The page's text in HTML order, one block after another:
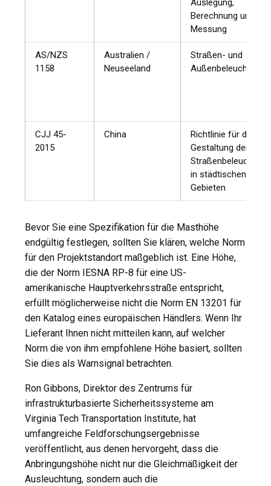
Auslegung,
Berechnung und
Messung
AS/NZS
1158
Australien /
Neuseeland
Straßen- und
Außenbeleuchtung
CJJ 45-
2015
China
Richtlinie für die
Gestaltung der
Straßenbeleuchtung
in städtischen
Gebieten
Bevor Sie eine Spezifikation für die Masthöhe
endgültig festlegen, sollten Sie klären, welche Norm
für den Projektstandort maßgeblich ist. Eine Höhe,
die der Norm IESNA RP-8 für eine US-
amerikanische Hauptverkehrsstraße entspricht,
erfüllt möglicherweise nicht die Norm EN 13201 für
den Katalog eines europäischen Händlers. Wenn Ihr
Lieferant Ihnen nicht mitteilen kann, auf welcher
Norm die von ihm empfohlene Höhe basiert, sollten
Sie dies als Warnsignal betrachten.
Ron Gibbons, Direktor des Zentrums für
infrastrukturbasierte Sicherheitssysteme am
Virginia Tech Transportation Institute, hat
umfangreiche Feldforschungsergebnisse
veröffentlicht, aus denen hervorgeht, dass die
Anbringungshöhe nicht nur die Gleichmäßigkeit der
Ausleuchtung, sondern auch die